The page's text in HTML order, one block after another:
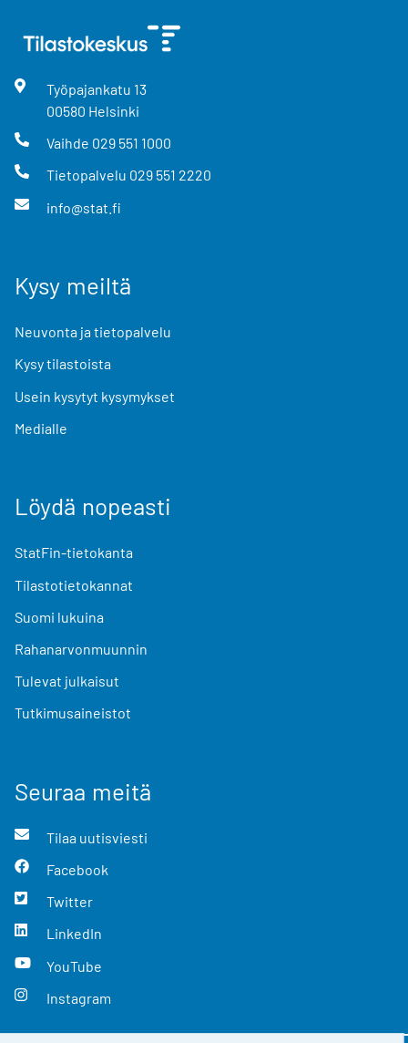
Työpajankatu 13
00580 Helsinki
Vaihde 029 551 1000
Tietopalvelu 029 551 2220
info@stat.fi
Kysy meiltä
Neuvonta ja tietopalvelu
Kysy tilastoista
Usein kysytyt kysymykset
Medialle
Löydä nopeasti
StatFin-tietokanta
Tilastotietokannat
Suomi lukuina
Rahanarvonmuunnin
Tulevat julkaisut
Tutkimusaineistot
Seuraa meitä
Tilaa uutisviesti
Facebook
Twitter
LinkedIn
YouTube
Instagram